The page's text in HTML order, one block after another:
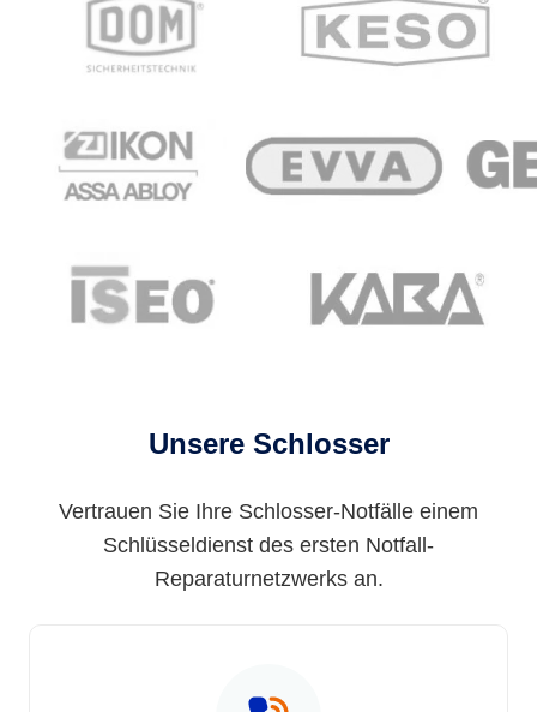
Unsere Schlosser
Vertrauen Sie Ihre Schlosser-Notfälle einem
Schlüsseldienst des ersten Notfall-
Reparaturnetzwerks an.